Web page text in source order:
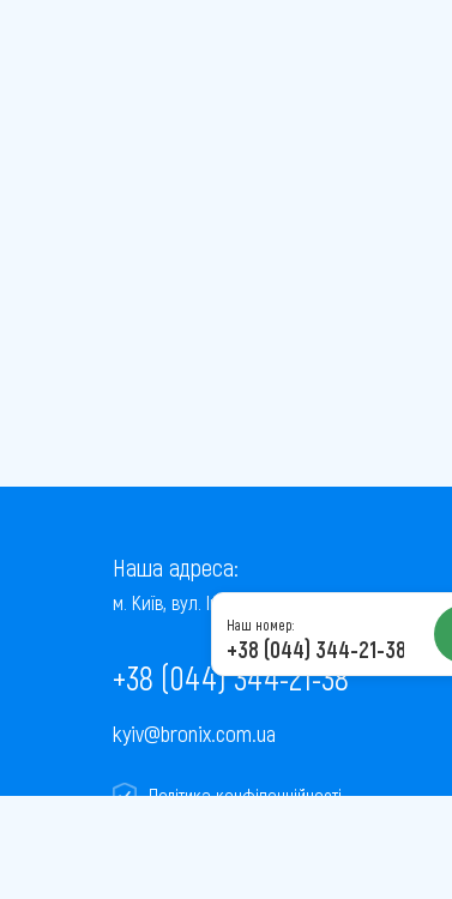
Наша адреса:
м. Київ, вул. Інститутська, 22/7, оф. 41
+38 (044) 344-21-38
kyiv@bronix.com.ua
Політика конфіденційності
Наш номер:
+38 (044) 344-21-38